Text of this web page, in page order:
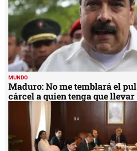
MUNDO
Maduro: No me temblará el
cárcel a quien tenga que llevar